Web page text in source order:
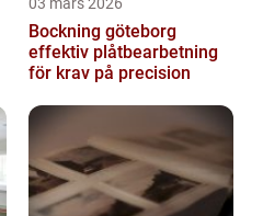
Bockning göteborg
effektiv plåtbearbetning
för krav på precision